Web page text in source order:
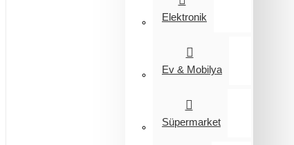
Elektronik
Ev & Mobilya
Süpermarket